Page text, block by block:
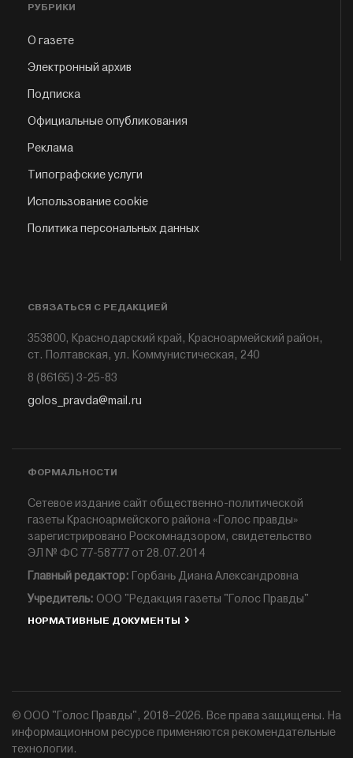
РУБРИКИ
О газете
Электронный архив
Подписка
Официальные опубликования
Реклама
Типографские услуги
Использование cookie
Политика персональных данных
СВЯЗАТЬСЯ С РЕДАКЦИЕЙ
353800, Краснодарский край, Красноармейский район,
ст. Полтавская, ул. Коммунистическая, 240
8 (86165) 3-25-83
golos_pravda@mail.ru
ФОРМАЛЬНОСТИ
Сетевое издание сайт общественно-политической
газеты Красноармейского района «Голос правды»
зарегистрировано Роскомнадзором, свидетельство
ЭЛ № ФС 77-58777 от 28.07.2014
Главный редактор: Горбань Диана Александровна
Учредитель: ООО "Редакция газеты "Голос Правды"
НОРМАТИВНЫЕ ДОКУМЕНТЫ
© ООО "Голос Правды", 2018–2026. Все права защищены. На
информационном ресурсе применяются рекомендательные
технологии.